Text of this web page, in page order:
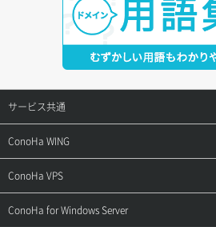
サービス共通
サポートトップ
ご契約・お支払い
ConoHa WING
サポートトップ
ご利用ガイド
ConoHa VPS
サポートトップ
ConoHa for Windows Server